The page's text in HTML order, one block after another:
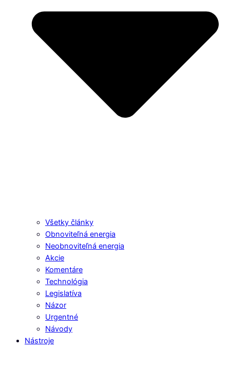
Všetky články
Obnoviteľná energia
Neobnoviteľná energia
Akcie
Komentáre
Technológia
Legislatíva
Názor
Urgentné
Návody
Nástroje